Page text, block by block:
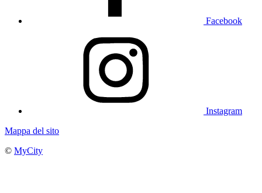
Facebook
Instagram
Mappa del sito
© MyCity